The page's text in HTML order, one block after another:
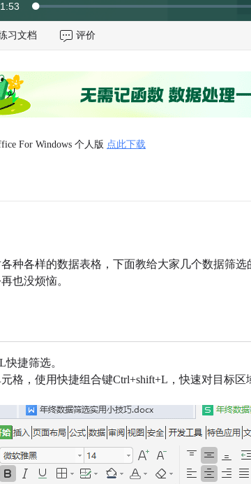
Duration
1:53 Loaded:
0%
习文档 评价
For Windows 个人版 点此下载
种各样的数据表格，下面教给大家几个数据筛选
也没烦恼。
快捷筛选。
格，使用快捷组合键Ctrl+shift+L，快速对目标区